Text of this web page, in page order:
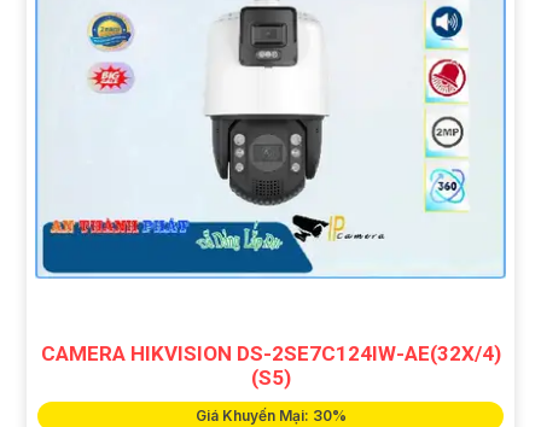
CAMERA HIKVISION DS-2SE7C124IW-AE(32X/4)
(S5)
Giá Khuyến Mại: 30%